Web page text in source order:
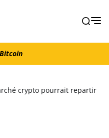
crypto pourrait repartir